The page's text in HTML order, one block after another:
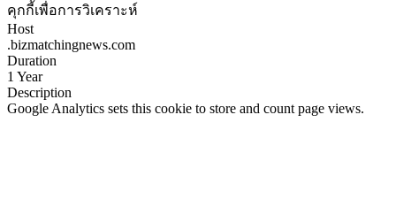
คุกกี้เพื่อการวิเคราะห์
Host
.bizmatchingnews.com
Duration
1 Year
Description
Google Analytics sets this cookie to store and count page views.